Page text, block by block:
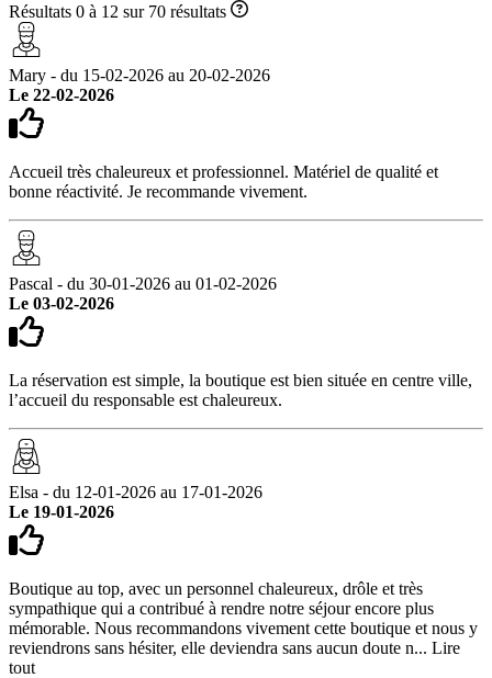
Résultats 0 à 12 sur 70 résultats
Mary - du 15-02-2026 au 20-02-2026
Le 22-02-2026
Accueil très chaleureux et professionnel. Matériel de qualité et
bonne réactivité. Je recommande vivement.
Pascal - du 30-01-2026 au 01-02-2026
Le 03-02-2026
La réservation est simple, la boutique est bien située en centre ville,
l’accueil du responsable est chaleureux.
Elsa - du 12-01-2026 au 17-01-2026
Le 19-01-2026
Boutique au top, avec un personnel chaleureux, drôle et très
sympathique qui a contribué à rendre notre séjour encore plus
mémorable. Nous recommandons vivement cette boutique et nous y
reviendrons sans hésiter, elle deviendra sans aucun doute n... Lire
tout